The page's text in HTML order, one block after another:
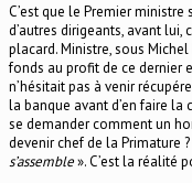
C’est que le Premier
d’autres dirigeants, avant lui,
placard. Ministre, sous
fonds au profit de ce dernier
n’hésitait pas à venir
la banque avant d’en faire la
se demander comment un
devenir chef de la Primature
s’assemble». C’est la réalité